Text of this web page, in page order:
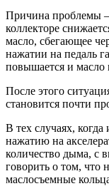
Причина проблемы –
коллекторе
масло, сбегающее
нажатии на педаль
повышается и масло
После этого
становится почти
В тех случаях,
нажатию на
количество дыма, с
говорить о том, что
маслосъемные